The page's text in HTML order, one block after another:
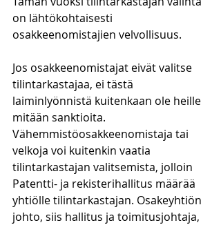
on lähtökohtaisesti
osakkeenomistajien velvollisuus.
Jos osakkeenomistajat eivät valitse
tilintarkastajaa, ei tästä
laiminlyönnistä kuitenkaan ole heille
mitään sanktioita.
Vähemmistöosakkeenomistaja tai
velkoja voi kuitenkin vaatia
tilintarkastajan valitsemista, jolloin
Patentti- ja rekisterihallitus määrää
yhtiölle tilintarkastajan. Osakeyhtiön
johto, siis hallitus ja toimitusjohtaja,